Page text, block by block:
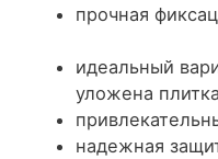
прочная
идеальный
уложена
надежная